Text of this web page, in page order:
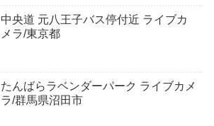
中央道 元八王子バス停付近 ライブカ
メラ/東京都
たんばらラベンダーパーク ライブカメ
ラ/群馬県沼田市